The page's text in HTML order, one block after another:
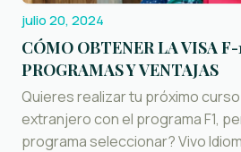
julio 20, 2024
CÓMO OBTENER LA VISA
PROGRAMAS Y VENTAJAS
Quieres realizar tu próximo
extranjero con el programa F1,
programa seleccionar? Vivo